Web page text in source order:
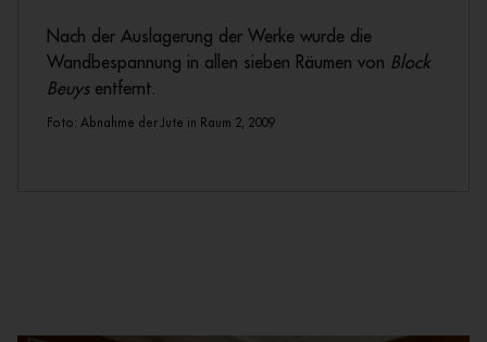
Nach der Auslagerung der Werke wurde die
Wandbespannung in allen sieben Räumen von Block
Beuys entfernt.
Foto: Abnahme der Jute in Raum 2, 2009